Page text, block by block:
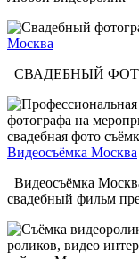
Москва
СВАДЕБНЫЙ
Видеосъёмка Москва
Видеосъёмка
свадебный фильм